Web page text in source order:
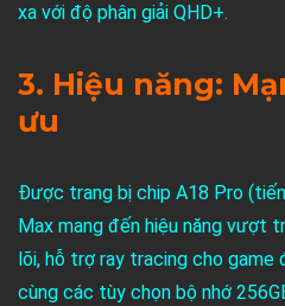
xa với độ phân giải QHD+.
3. Hiệu năng:
ưu
Được trang bị chip A18 Pro
Max mang đến hiệu năng vượt
lõi, hỗ trợ ray tracing cho game
cùng các tùy chọn bộ nhớ